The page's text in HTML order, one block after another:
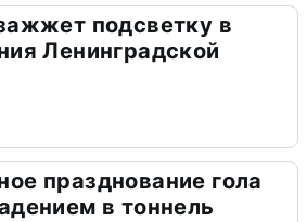
подсветку в
Ленинградской
празднование гола
в тоннель